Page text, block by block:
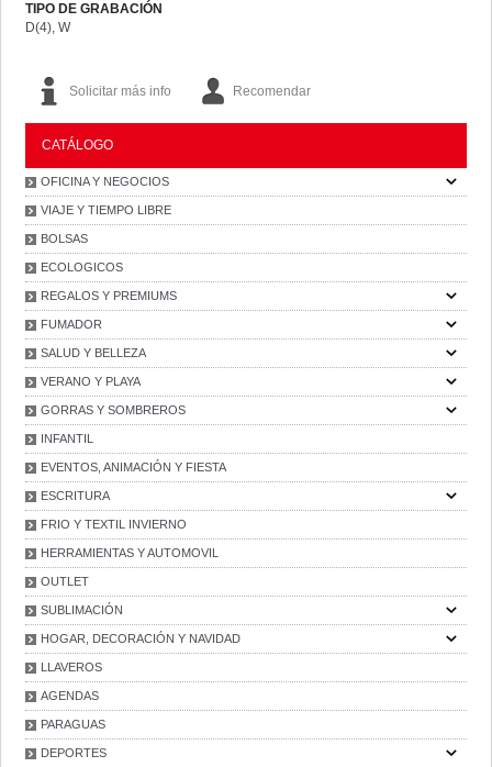
TIPO DE GRABACIÓN
D(4), W
Solicitar más info Recomendar
CATÁLOGO
OFICINA Y NEGOCIOS
VIAJE Y TIEMPO LIBRE
BOLSAS
ECOLOGICOS
REGALOS Y PREMIUMS
FUMADOR
SALUD Y BELLEZA
VERANO Y PLAYA
GORRAS Y SOMBREROS
INFANTIL
EVENTOS, ANIMACIÓN Y FIESTA
ESCRITURA
FRIO Y TEXTIL INVIERNO
HERRAMIENTAS Y AUTOMOVIL
OUTLET
SUBLIMACIÓN
HOGAR, DECORACIÓN Y NAVIDAD
LLAVEROS
AGENDAS
PARAGUAS
DEPORTES